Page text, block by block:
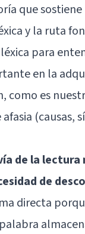
que
y la ruta
para
en la
como es
(causas,
de la
de
directa